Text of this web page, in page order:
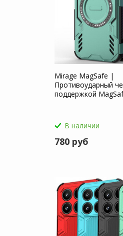
Mirage MagSafe |
Противоударный
поддержкой
В наличии
780 руб